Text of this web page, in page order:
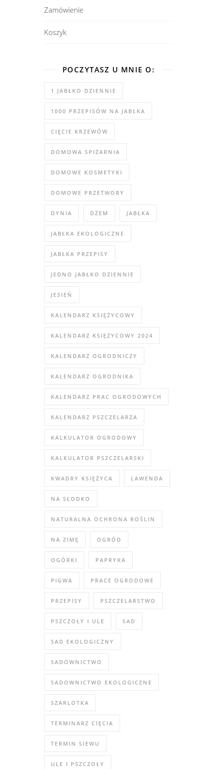
Zamówienie
Koszyk
POCZYTASZ U MNIE O:
1 JABŁKO DZIENNIE
1000 PRZEPISÓW NA JABŁKA
CIĘCIE KRZEWÓW
DOMOWA SPIŻARNIA
DOMOWE KOSMETYKI
DOMOWE PRZETWORY
DYNIA DŻEM JABŁKA
JABŁKA EKOLOGICZNE
JABŁKA PRZEPISY
JEDNO JABŁKO DZIENNIE
JESIEŃ
KALENDARZ KSIĘŻYCOWY
KALENDARZ KSIĘŻYCOWY 2024
KALENDARZ OGRODNICZY
KALENDARZ OGRODNIKA
KALENDARZ PRAC OGRODOWYCH
KALENDARZ PSZCZELARZA
KALKULATOR OGRODOWY
KALKULATOR PSZCZELARSKI
KWADRY KSIĘŻYCA LAWENDA
NA SŁODKO
NATURALNA OCHRONA ROŚLIN
NA ZIMĘ OGRÓD
OGÓRKI PAPRYKA
PIGWA PRACE OGRODOWE
PRZEPISY PSZCZELARSTWO
PSZCZOŁY I ULE SAD
SAD EKOLOGICZNY
SADOWNICTWO
SADOWNICTWO EKOLOGICZNE
SZARLOTKA
TERMINARZ CIĘCIA
TERMIN SIEWU
ULE I PSZCZOŁY